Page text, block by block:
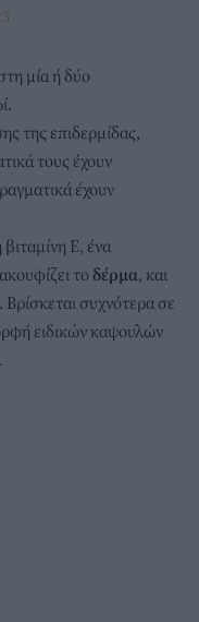
μία ή δύο
της επιδερμίδας,
τους έχουν
έχουν
Ε, ένα
τοδέρμα, και
συχνότερα σε
ειδικών καψουλών